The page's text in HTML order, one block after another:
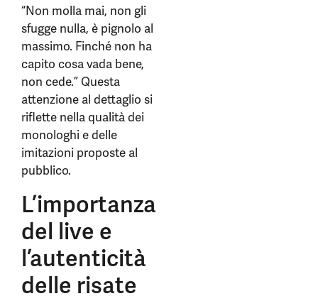
“Non molla mai, non gli
sfugge nulla, è pignolo al
massimo. Finché non ha
capito cosa vada bene,
non cede.” Questa
attenzione al dettaglio si
riflette nella qualità dei
monologhi e delle
imitazioni proposte al
pubblico.
L’importanza
del live e
l’autenticità
delle risate